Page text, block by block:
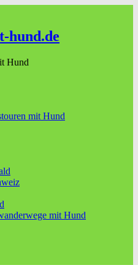
hund.de
Hund
mit Hund
mit Hund